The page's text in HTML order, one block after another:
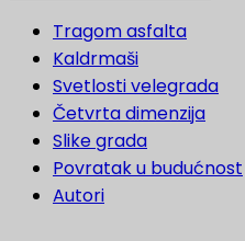
Tragom asfalta
Kaldrmaši
Svetlosti velegrada
Četvrta dimenzija
Slike grada
Povratak u budućnost
Autori